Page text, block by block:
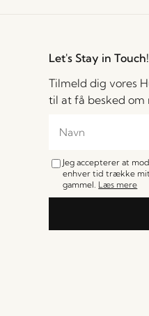
Let's Stay in Touch!
Tilmeld dig vores
til at få besked om
Jeg accepterer at
enhver tid trække mit
gammel. Læs mere